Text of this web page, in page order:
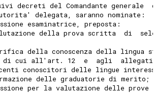
decreti del Comandante generale
delegata, saranno nominate:
esaminatrice, preposta:
della prova scritta  di
della conoscenza della lingua
di cui all'art. 12  e  agli  allegati
conoscitori delle lingue
delle graduatorie di merito;
per la valutazione delle prove